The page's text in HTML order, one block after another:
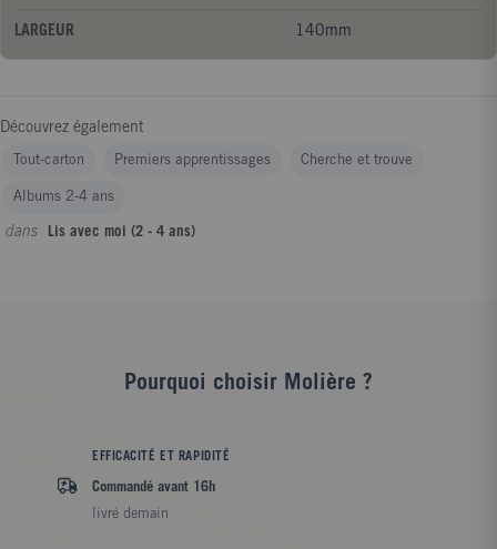
LARGEUR 140mm
Découvrez également
Tout-carton Premiers apprentissages Cherche et trouve
Albums 2-4 ans
dans Lis avec moi (2 - 4 ans)
Pourquoi choisir Molière ?
EFFICACITÉ ET RAPIDITÉ
Commandé avant 16h
livré demain